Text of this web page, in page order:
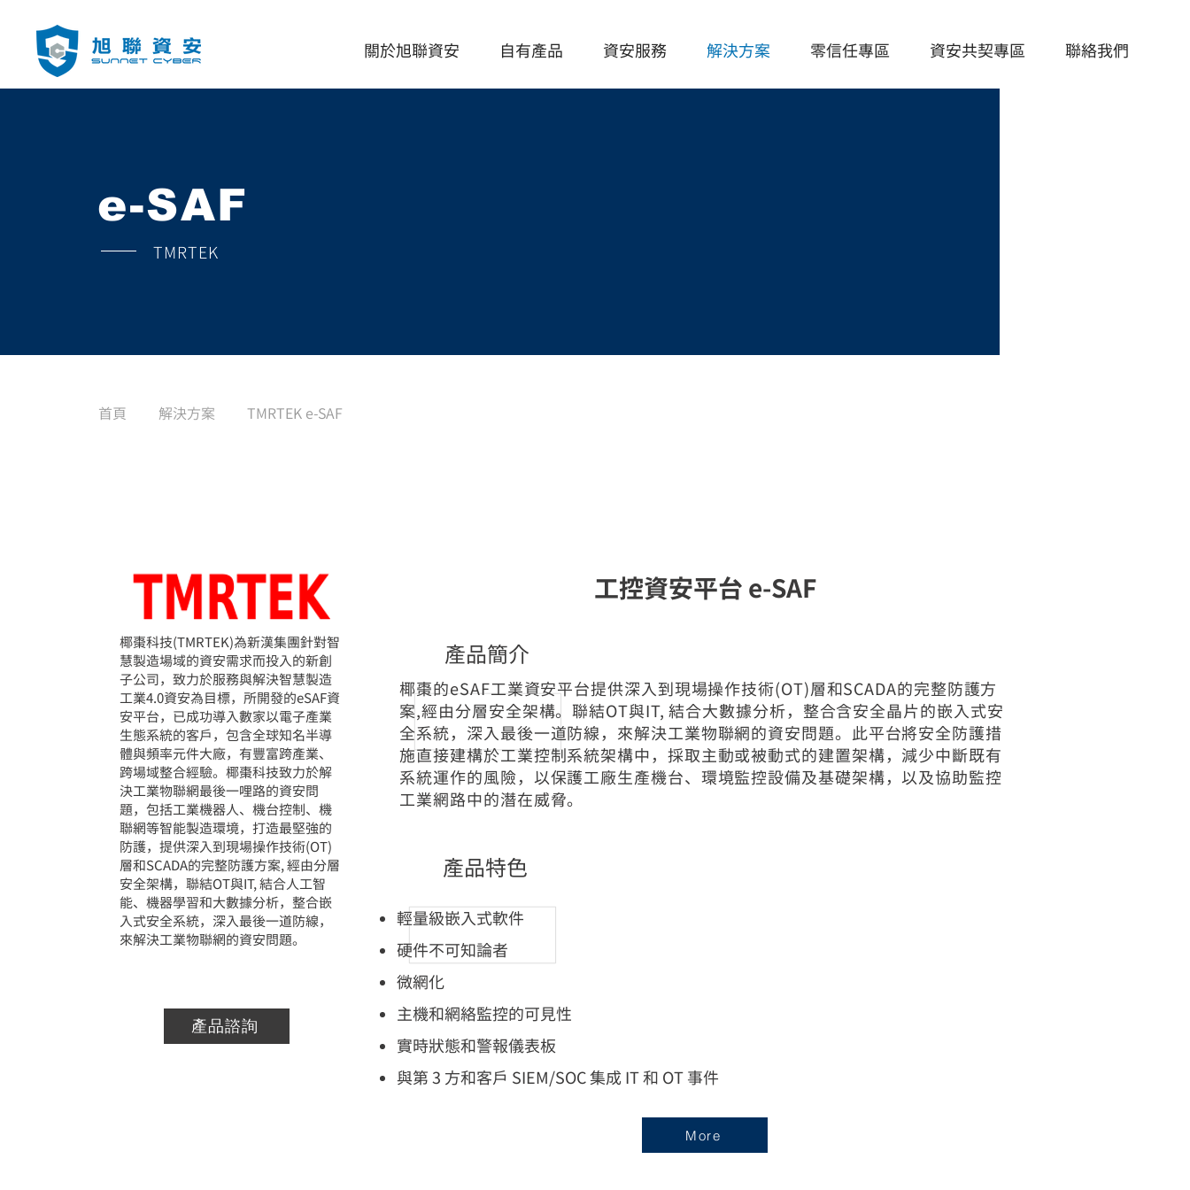
關於旭聯資安 自有產品 資安服務 解決方案 零信任專區 資安共契專區 聯絡我們
e-SAF
TMRTEK
首頁 解決方案 TMRTEK e-SAF
椰棗科技(TMRTEK)為新漢集團針對智
慧製造場域的資安需求而投入的新創
子公司，致力於服務與解決智慧製造
工業4.0資安為目標，所開發的eSAF資
安平台，已成功導入數家以電子產業
生態系統的客戶，包含全球知名半導
體與頻率元件大廠，有豐富跨產業、
跨場域整合經驗。椰棗科技致力於解
決工業物聯網最後一哩路的資安問
題，包括工業機器人、機台控制、機
聯網等智能製造環境，打造最堅強的
防護，提供深入到現場操作技術(OT)
層和SCADA的完整防護方案, 經由分層
安全架構，聯結OT與IT, 結合人工智
能、機器學習和大數據分析，整合嵌
入式安全系統，深入最後一道防線，
來解決工業物聯網的資安問題。
產品諮詢
工控資安平台 e-SAF
產品簡介
椰棗的eSAF工業資安平台提供深入到現場操作技術(OT)層和SCADA的完整防護方
案,經由分層安全架構。聯結OT與IT, 結合大數據分析，整合含安全晶片的嵌入式安
全系統，深入最後一道防線，來解決工業物聯網的資安問題。此平台將安全防護措
施直接建構於工業控制系統架構中，採取主動或被動式的建置架構，減少中斷既有
系統運作的風險，以保護工廠生產機台、環境監控設備及基礎架構，以及協助監控
工業網路中的潛在威脅。
產品特色
輕量級嵌入式軟件
硬件不可知論者
微網化
主機和網絡監控的可見性
實時狀態和警報儀表板
與第 3 方和客戶 SIEM/SOC 集成 IT 和 OT 事件
More